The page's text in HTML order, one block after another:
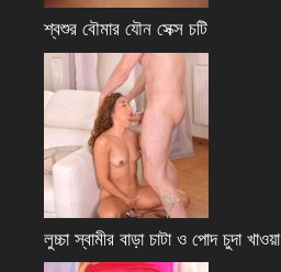
শ্বশুর বৌমার যৌন সেক্স চটি
লুচ্চা স্বামীর বাড়া চাটা ও পোদ চুদা খাওয়া